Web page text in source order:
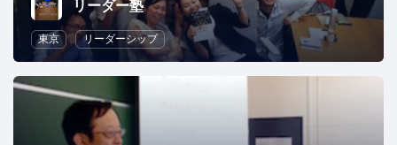
リーダー塾
東京 リーダーシップ